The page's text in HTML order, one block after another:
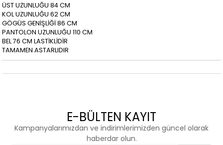
ÜST UZUNLUĞU 84 CM
KOL UZUNLUĞU 62 CM
GÖGÜS GENİŞLİĞİ 86 CM
PANTOLON UZUNLUĞU 110 CM
BEL 76 CM LASTİKLİDİR
TAMAMEN ASTARLIDIR
E-BÜLTEN KAYIT
Kampanyalarımızdan ve indirimlerimizden güncel olarak
haberdar olun.